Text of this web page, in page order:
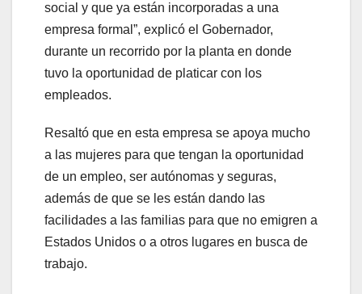
social y que ya están incorporadas a una
empresa formal”, explicó el Gobernador,
durante un recorrido por la planta en donde
tuvo la oportunidad de platicar con los
empleados.
Resaltó que en esta empresa se apoya mucho
a las mujeres para que tengan la oportunidad
de un empleo, ser autónomas y seguras,
además de que se les están dando las
facilidades a las familias para que no emigren a
Estados Unidos o a otros lugares en busca de
trabajo.